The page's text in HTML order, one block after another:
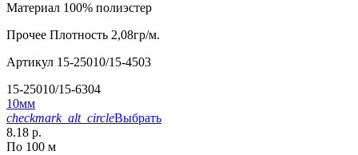
Материал 100% полиэстер
Прочее Плотность 2,08гр/м.
Артикул 15-25010/15-4503
15-25010/15-6304
10мм
checkmark_alt_circleВыбрать
8.18 р.
По 100 м